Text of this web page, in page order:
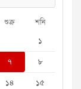
শুক্র শনি
১
৭
৮
১৪
১৫